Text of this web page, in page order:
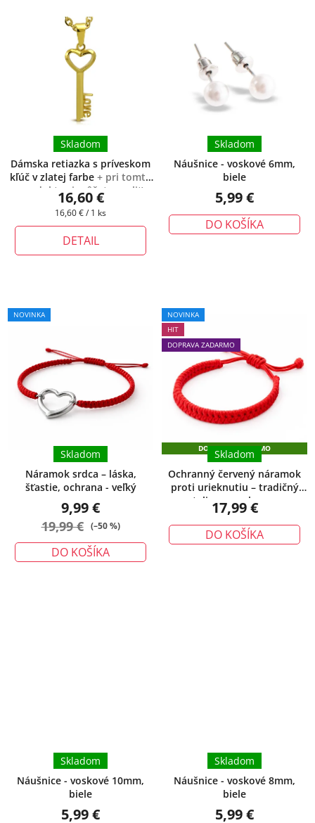
Dámska retiazka s príveskom
kľúč v zlatej farbe + pri tomto
produkte si môžete zvoliť
dĺžku retiazky
Skladom
16,60 €
Jednotková
16,60 € / 1 ks
DETAIL
Náušnice - voskové 6mm,
biele
Skladom
5,99 €
DO KOŠÍKA
NOVINKA
Náramok srdca – láska,
šťastie, ochrana - veľký
Skladom
9,99 €
19,99 € (–50 %)
DO KOŠÍKA
produktu
je
hviezdičiek.
NOVINKA
HIT
DOPRAVA ZADARMO
DOPRAVA ZADARMO
Ochranný červený náramok
proti urieknutiu – tradičný
talizman ochrany
Skladom
17,99 €
DO KOŠÍKA
Náušnice - voskové 10mm,
biele
Skladom
5,99 €
Náušnice - voskové 8mm,
biele
Skladom
5,99 €